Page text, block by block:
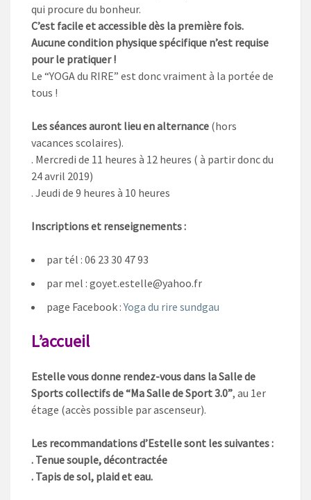
qui procure du bonheur.
C’est facile et accessible dès la première fois.
Aucune condition physique spécifique n’est requise
pour le pratiquer !
Le “YOGA du RIRE” est donc vraiment à la portée de
tous !
Les séances auront lieu en alternance (hors
vacances scolaires).
. Mercredi de 11 heures à 12 heures ( à partir donc du
24 avril 2019)
. Jeudi de 9 heures à 10 heures
Inscriptions et renseignements :
par tél : 06 23 30 47 93
par mel : goyet.estelle@yahoo.fr
page Facebook :Yoga du rire sundgau
L’accueil
Estelle vous donne rendez-vous dans la Salle de
Sports collectifs de “Ma Salle de Sport 3.0”, au 1er
étage (accès possible par ascenseur).
Les recommandations d’Estelle sont les suivantes :
. Tenue souple, décontractée
. Tapis de sol, plaid et eau.